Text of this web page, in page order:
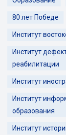
80 лет Победе
Институт
Институт
реабилитации
Институт
Институт
образования
Институт